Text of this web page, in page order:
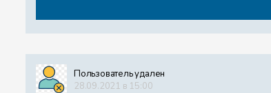
Пользователь удален
28.09.2021 в 15:00